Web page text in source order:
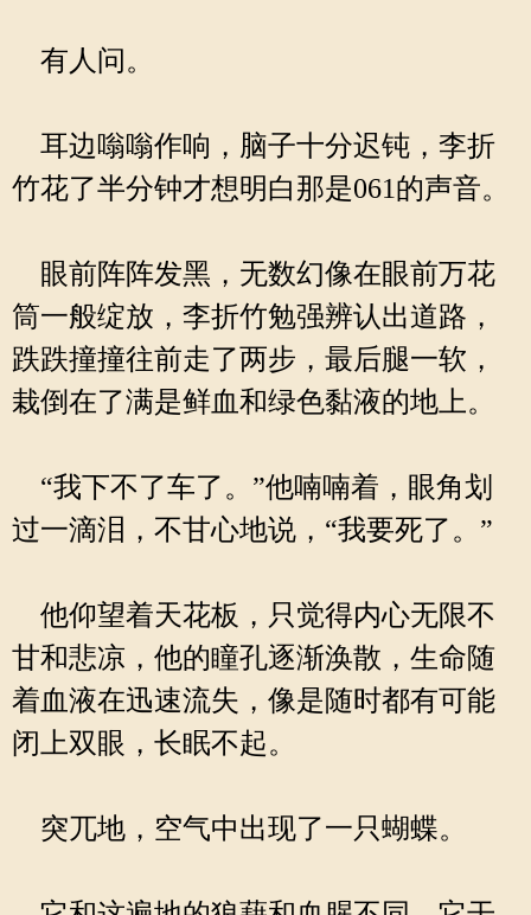
有人问。
耳边嗡嗡作响，脑子十分迟钝，李折
竹花了半分钟才想明白那是061的声音。
眼前阵阵发黑，无数幻像在眼前万花
筒一般绽放，李折竹勉强辨认出道路，
跌跌撞撞往前走了两步，最后腿一软，
栽倒在了满是鲜血和绿色黏液的地上。
“我下不了车了。”他喃喃着，眼角划
过一滴泪，不甘心地说，“我要死了。”
他仰望着天花板，只觉得内心无限不
甘和悲凉，他的瞳孔逐渐涣散，生命随
着血液在迅速流失，像是随时都有可能
闭上双眼，长眠不起。
突兀地，空气中出现了一只蝴蝶。